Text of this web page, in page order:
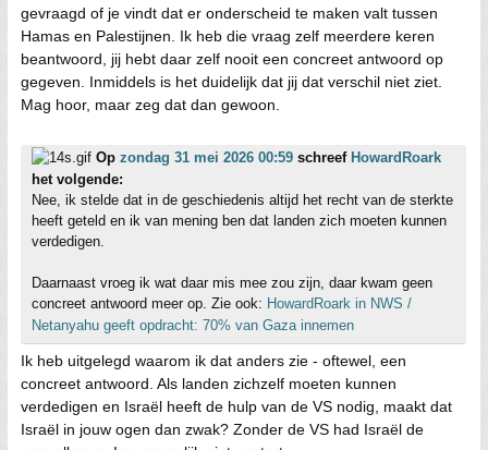
gevraagd of je vindt dat er onderscheid te maken valt tussen
Hamas en Palestijnen. Ik heb die vraag zelf meerdere keren
beantwoord, jij hebt daar zelf nooit een concreet antwoord op
gegeven. Inmiddels is het duidelijk dat jij dat verschil niet ziet.
Mag hoor, maar zeg dat dan gewoon.
Op zondag 31 mei 2026 00:59 schreef HowardRoark
het volgende:
Nee, ik stelde dat in de geschiedenis altijd het recht van de sterkte
heeft geteld en ik van mening ben dat landen zich moeten kunnen
verdedigen.
Daarnaast vroeg ik wat daar mis mee zou zijn, daar kwam geen
concreet antwoord meer op. Zie ook: HowardRoark in NWS /
Netanyahu geeft opdracht: 70% van Gaza innemen
Ik heb uitgelegd waarom ik dat anders zie - oftewel, een
concreet antwoord. Als landen zichzelf moeten kunnen
verdedigen en Israël heeft de hulp van de VS nodig, maakt dat
Israël in jouw ogen dan zwak? Zonder de VS had Israël de